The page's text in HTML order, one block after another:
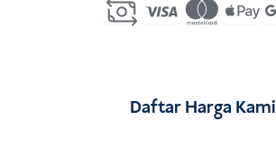
Daftar Harga Kami